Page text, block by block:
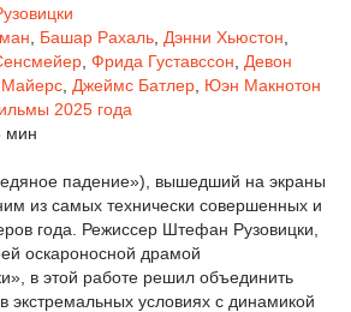
Башар Рахаль Дэнни Хьюстон
Фрида Густавссон
Девон
Джеймс Батлер Юэн Макнотон
2025 года
мин
падение»), вышедший на экраны
из самых технически совершенных и
года. Режиссер Штефан Рузовицки,
оскароносной драмой
в этой работе решил объединить
экстремальных условиях с динамикой